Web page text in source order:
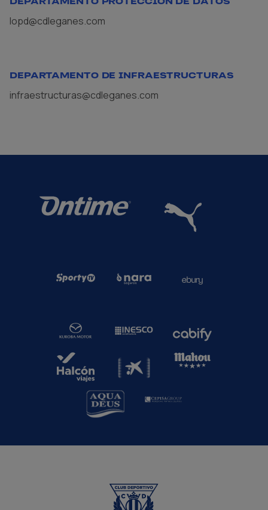
lopd@cdleganes.com
DEPARTAMENTO DE INFRAESTRUCTURAS
infraestructuras@cdleganes.com